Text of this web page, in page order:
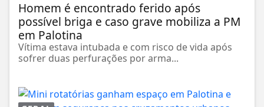
Homem é encontrado ferido após
possível briga e caso grave mobiliza a PM
em Palotina
Vítima estava intubada e com risco de vida após
sofrer duas perfurações por arma...